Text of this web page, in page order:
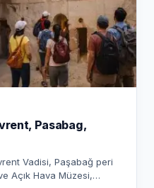
Pasabag,
Vadisi, Paşabağ peri
Açık Hava Müzesi,